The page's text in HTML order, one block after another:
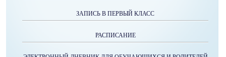
ЗАПИСЬ В ПЕРВЫЙ КЛАСС
РАСПИСАНИЕ